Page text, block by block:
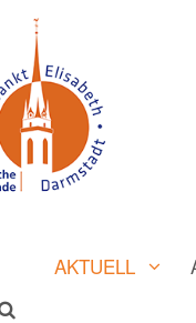
AKTUELL